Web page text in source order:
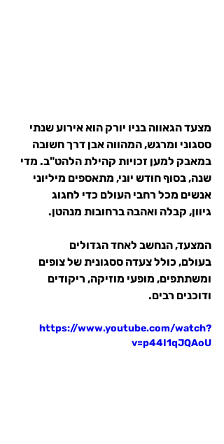
מצעד הגאווה בניו יורק הוא אירוע שנתי
ססגוני ומרגש, המהווה אבן דרך חשובה
במאבק למען זכויות קהילת הלהט"ב. מדי
שנה, בסוף חודש יוני, מתאספים מיליוני
אנשים מכל רחבי העולם כדי לחגוג
גיוון, קבלה ואהבה ברחובות מנהטן.
המצעד, הנחשב לאחד הגדולים
בעולם, כולל צעדה ססגונית של צופים
ומשתתפים, מופעי מוזיקה, ריקודים
ודוכנים רבים.
https://www.youtube.com/watch?
v=p44I1qJQAoU